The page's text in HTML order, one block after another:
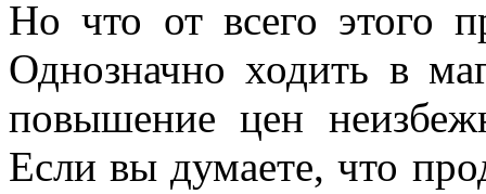
Но что от всего этого
Однозначно ходить в
повышение цен
Если вы думаете, что